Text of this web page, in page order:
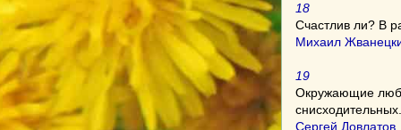
18
Счастлив ли? В
Михаил
19
Окружающие
Сергей Довлатов